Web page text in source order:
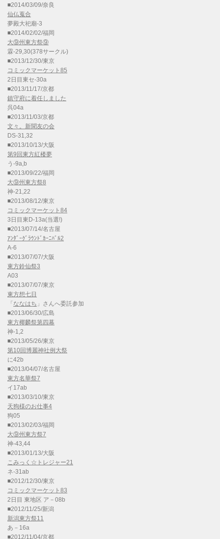
■2014/03/09/奈良
仙仏蒐合
夢殿大祀廟-3
■2014/02/02/福岡
大⑨州東方祭⑨
霖-29,30(378サークル)
■2013/12/30/東京
コミックマーケット85
2日目東セ-30a
■2013/11/17/京都
鎮守府に着任しました
呉04a
■2013/11/03/京都
文々。新聞友の会
DS-31,32
■2013/10/13/大阪
第9回東方紅楼夢
う-9a,b
■2013/09/22/福岡
大⑨州東方祭8
神-21,22
■2013/08/12/東京
コミックマーケット84
3日目東D-13a(当選!)
■2013/07/14/名古屋
ｱﾝﾀﾞｰｸﾞﾗｳﾝﾄﾞｶｰﾆﾊﾞﾙ2
A-6
■2013/07/07/大阪
東方鈴仙祭3
A03
■2013/07/07/東京
東方想七日
「 ななはち 」さんへ委託参加
■2013/06/30/広島
東方椰麟祭第四幕
神-1,2
■2013/05/26/東京
第10回博麗神社例大祭
に42b
■2013/04/07/名古屋
東方名華祭7
イ17ab
■2013/03/10/東京
天狗様のお仕事4
狗05
■2013/02/03/福岡
大⑨州東方祭7
神-43,44
■2013/01/13/大阪
こみっく☆トレジャー21
ネ-31ab
■2012/12/30/東京
コミックマーケット83
2日目 東地区 ア－08b
■2012/11/25/新潟
新潟東方祭11
あ－16a
■2012/11/04/京都